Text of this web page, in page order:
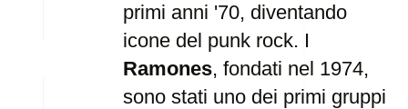
primi anni '70, diventando
icone del punk rock. I
Ramones, fondati nel 1974,
sono stati uno dei primi gruppi